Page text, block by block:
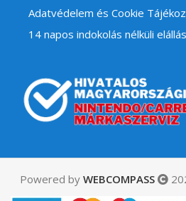
Adatvédelem és Cookie
14 napos indokolás nélküli
Powered by WEBCOMPASS